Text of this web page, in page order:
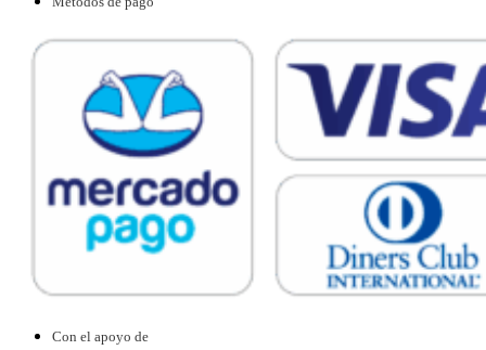
Con el apoyo de